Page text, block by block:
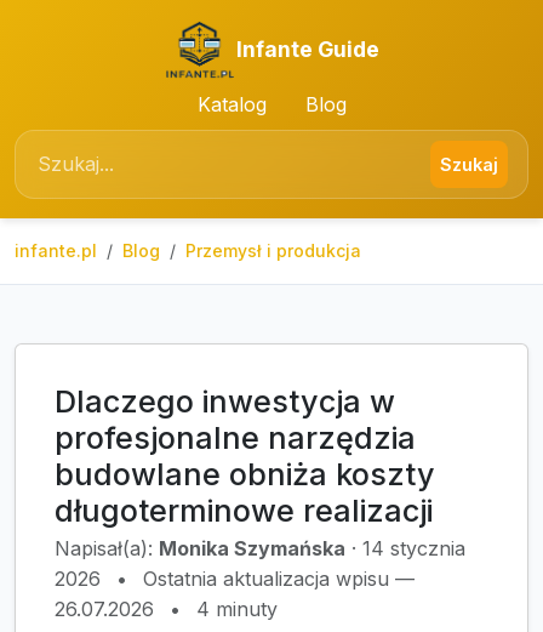
Infante Guide
Katalog Blog
Szukaj
infante.pl Blog Przemysł i produkcja
Dlaczego inwestycja w
profesjonalne narzędzia
budowlane obniża koszty
długoterminowe realizacji
Napisał(a): Monika Szymańska · 14 stycznia
2026
•
Ostatnia aktualizacja wpisu —
26.07.2026
• 4 minuty